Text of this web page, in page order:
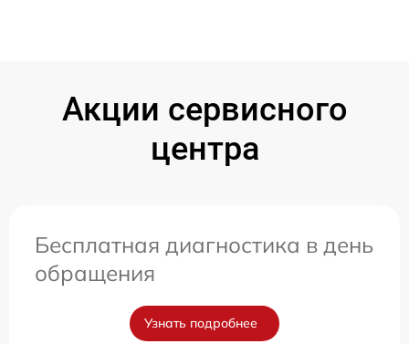
Акции сервисного
центра
Бесплатная диагностика в день
обращения
Узнать подробнее